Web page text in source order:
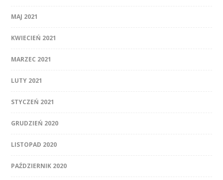
MAJ 2021
KWIECIEŃ 2021
MARZEC 2021
LUTY 2021
STYCZEŃ 2021
GRUDZIEŃ 2020
LISTOPAD 2020
PAŹDZIERNIK 2020